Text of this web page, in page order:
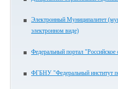
Электронный Муниципалитет
электронном виде)
Федеральный портал "Российское
ФГБНУ "Федеральный институт